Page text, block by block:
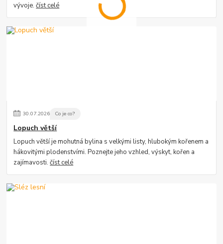
vývoje.číst celé
30.07.2026 Co je co?
Lopuch větší
Lopuch větší je mohutná bylina s velkými listy, hlubokým kořenem a
hákovitými plodenstvími. Poznejte jeho vzhled, výskyt, kořen a
zajímavosti.číst celé